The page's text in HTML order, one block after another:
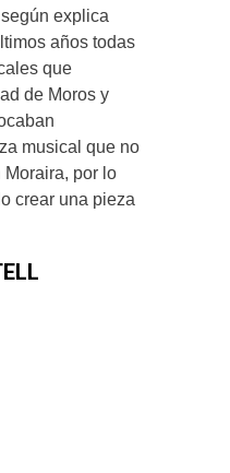
explica
años todas
que
de Moros y
musical que no
por lo
crear una pieza